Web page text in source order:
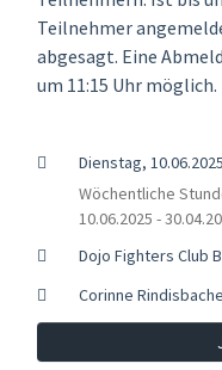
Teilnehmer
abgesagt. Eine
um 11:15 Uhr möglich.
Dienstag,
Wöchentliche
10.06.2025 -
Dojo Fighters Club
Corinne